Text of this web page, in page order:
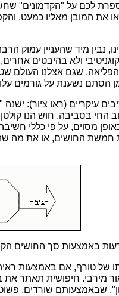
לכם על "הקדמונים"
את המובן מאליו כמעט,
נבין מיד שהעניין עמוק
ולא בהיבטים
שגם אצלנו העולם
הסתם נשענת על גורמים
עיקריים (ראו ציור):
החי בסביבה. חוש הנו
מסוים, על פי כללי
את חמשת החושים, או את
באמצעות סך החושים
של טורף, אם באמצעות
מירבי. חיפושית תאתר
שבאמצעותם שורדים.